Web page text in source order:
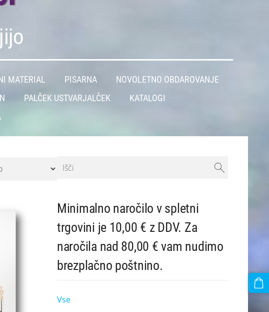
MATERIAL PISARNA
NOVOLETNO OBDAROVANJE
PALČEK USTVARJALČEK
KATALOGI
Minimalno naročilo v spletni
trgovini je 10,00 € z DDV. Za
naročila nad 80,00 € vam nudimo
brezplačno poštnino.
Vse